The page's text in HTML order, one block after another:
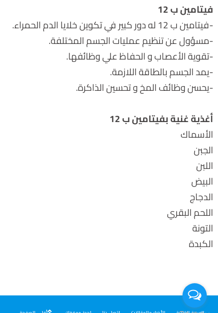
فيتامين ب 12
-فيتامين ب 12 له دور كبير في تكوين خلايا الدم الحمراء.
-مسؤول عن تنظيم عمليات الجسم المختلفة.
-تقوية الأعصاب و الحفاظ علي وظائفها.
-يمد الجسم بالطاقة اللازمة.
-يحسن وظائف المخ و تحسين الذاكرة.
أغذية غنية بفيتامين ب 12
الأسماك
الجبن
اللبن
البيض
الدجاج
اللحم البقري
التونة
الكبدة